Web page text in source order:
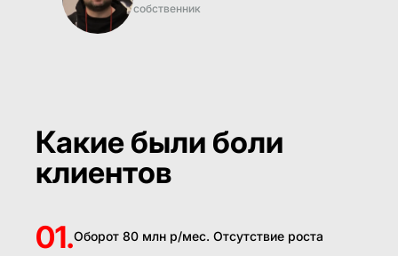
собственник
Какие были боли
клиентов
01.Оборот 80 млн р/мес. Отсутствие роста